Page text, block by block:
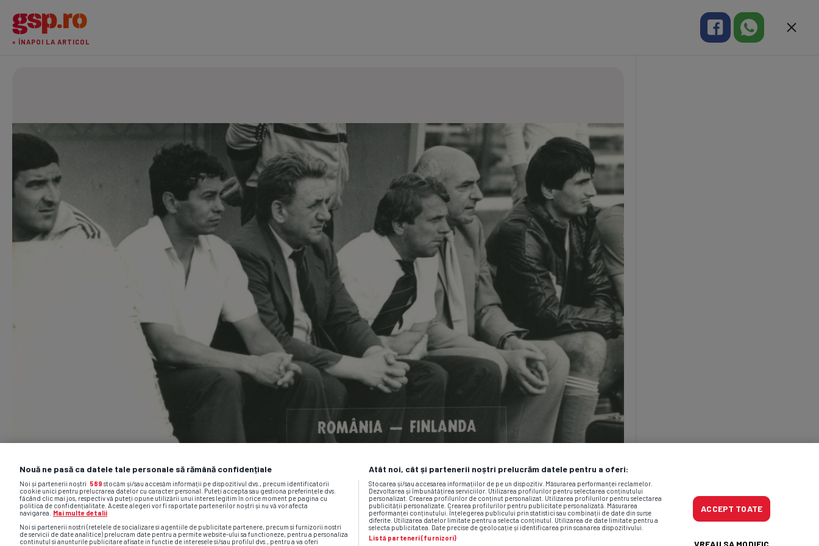
« ÎNAPOI LA ARTICOL
Nouă ne pasă ca datele tale personale să rămână confidențiale
Noi și partenerii noștri 589 stocăm și/sau accesăm informații pe dispozitivul dvs., precum identificatorii
cookie unici pentru prelucrarea datelor cu caracter personal. Puteți accepta sau gestiona preferințele dvs.
făcând clic mai jos, respectiv vă puteți opune utilizării unui interes legitim în orice moment pe pagina cu
politica de confidențialitate. Aceste alegeri vor fi raportate partenerilor noștri și nu vă vor afecta
navigarea.
Mai multe detalii
Noi si partenerii nostri (retelele de socializare si agentiile de publicitate partenere, precum si furnizorii nostri
de servicii de date analitice) prelucram date pentru a permite website-ului sa functioneze, pentru a personaliza
continutul si anunturile publicitare afisate in functie de interesele si/sau profilul dvs., pentru a va oferi
Atât noi, cât și partenerii noștri prelucrăm datele pentru a oferi:
Stocarea și/sau accesarea informațiilor de pe un dispozitiv. Măsurarea performanței reclamelor.
Dezvoltarea și îmbunătățirea serviciilor. Utilizarea profilurilor pentru selectarea conținutului
personalizat. Crearea profilurilor de conținut personalizat. Utilizarea profilurilor pentru selectarea
publicității personalizate. Crearea profilurilor pentru publicitate personalizată. Măsurarea
performanței conținutului. Înțelegerea publicului prin statistici sau combinații de date din surse
diferite. Utilizarea datelor limitate pentru a selecta conținutul. Utilizarea de date limitate pentru a
selecta publicitatea. Date precise de geolocație și identificarea prin scanarea dispozitivului.
Listă parteneri (furnizori)
ACCEPT TOATE
VREAU SA MODIFIC